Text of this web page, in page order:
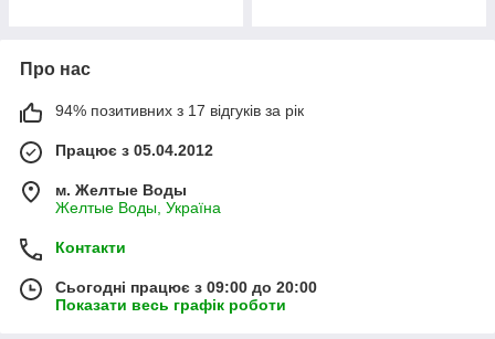
Про нас
94% позитивних з 17 відгуків за рік
Працює з 05.04.2012
м. Желтые Воды
Желтые Воды, Україна
Контакти
Сьогодні працює з 09:00 до 20:00
Показати весь графік роботи